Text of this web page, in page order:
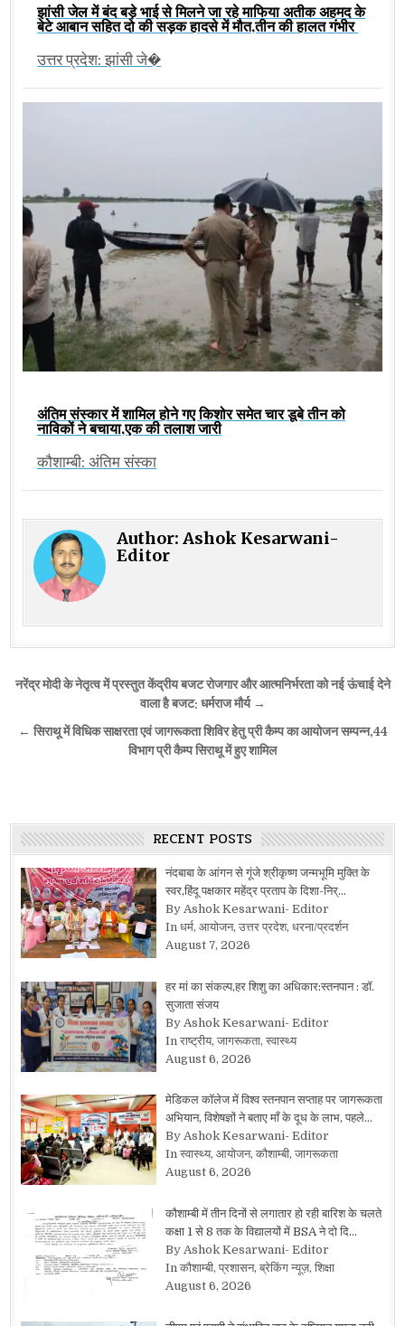
झांसी जेल में बंद बड़े भाई से मिलने जा रहे माफिया अतीक अहमद के
बेटे आबान सहित दो की सड़क हादसे में मौत,तीन की हालत गंभीर
उत्तर प्रदेश: झांसी जे�
अंतिम संस्कार में शामिल होने गए किशोर समेत चार डूबे तीन को
नाविकों ने बचाया,एक की तलाश जारी
कौशाम्बी: अंतिम संस्का
Author:Ashok Kesarwani-
Editor
Post
नरेंद्र मोदी के नेतृत्व में प्रस्तुत केंद्रीय बजट रोजगार और आत्मनिर्भरता को नई ऊंचाई देने
वाला है बजट: धर्मराज मौर्य →
← सिराथू में विधिक साक्षरता एवं जागरूकता शिविर हेतु प्री कैम्प का आयोजन सम्पन्न,44
विभाग प्री कैम्प सिराथू में हुए शामिल
RECENT POSTS
नंदबाबा के आंगन से गूंजे श्रीकृष्ण जन्मभूमि मुक्ति के
स्वर,हिंदू पक्षकार महेंद्र प्रताप के दिशा-निर्…
By Ashok Kesarwani- Editor
In धर्म, आयोजन, उत्तर प्रदेश, धरना/प्रदर्शन
August 7, 2026
हर मां का संकल्प,हर शिशु का अधिकार:स्तनपान : डॉ.
सुजाता संजय
By Ashok Kesarwani- Editor
In राष्ट्रीय, जागरूकता, स्वास्थ्य
August 6, 2026
मेडिकल कॉलेज में विश्व स्तनपान सप्ताह पर जागरूकता
अभियान, विशेषज्ञों ने बताए माँ के दूध के लाभ, पहले…
By Ashok Kesarwani- Editor
In स्वास्थ्य, आयोजन, कौशाम्बी, जागरूकता
August 6, 2026
कौशाम्बी में तीन दिनों से लगातार हो रही बारिश के चलते
कक्षा 1 से 8 तक के विद्यालयों में BSA ने दो दि…
By Ashok Kesarwani- Editor
In कौशाम्बी, प्रशासन, ब्रेकिंग न्यूज़, शिक्षा
August 6, 2026